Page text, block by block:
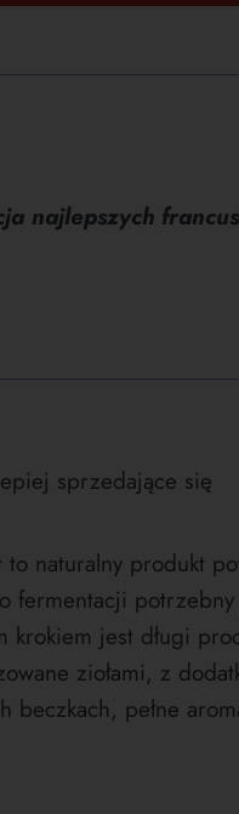
najlepszych
naturalny produkt
fermentacji
jest długi
ziołami, z
pełne